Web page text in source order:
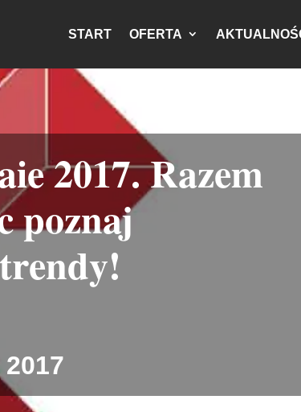
START OFERTA
2017. Razem
poznaj